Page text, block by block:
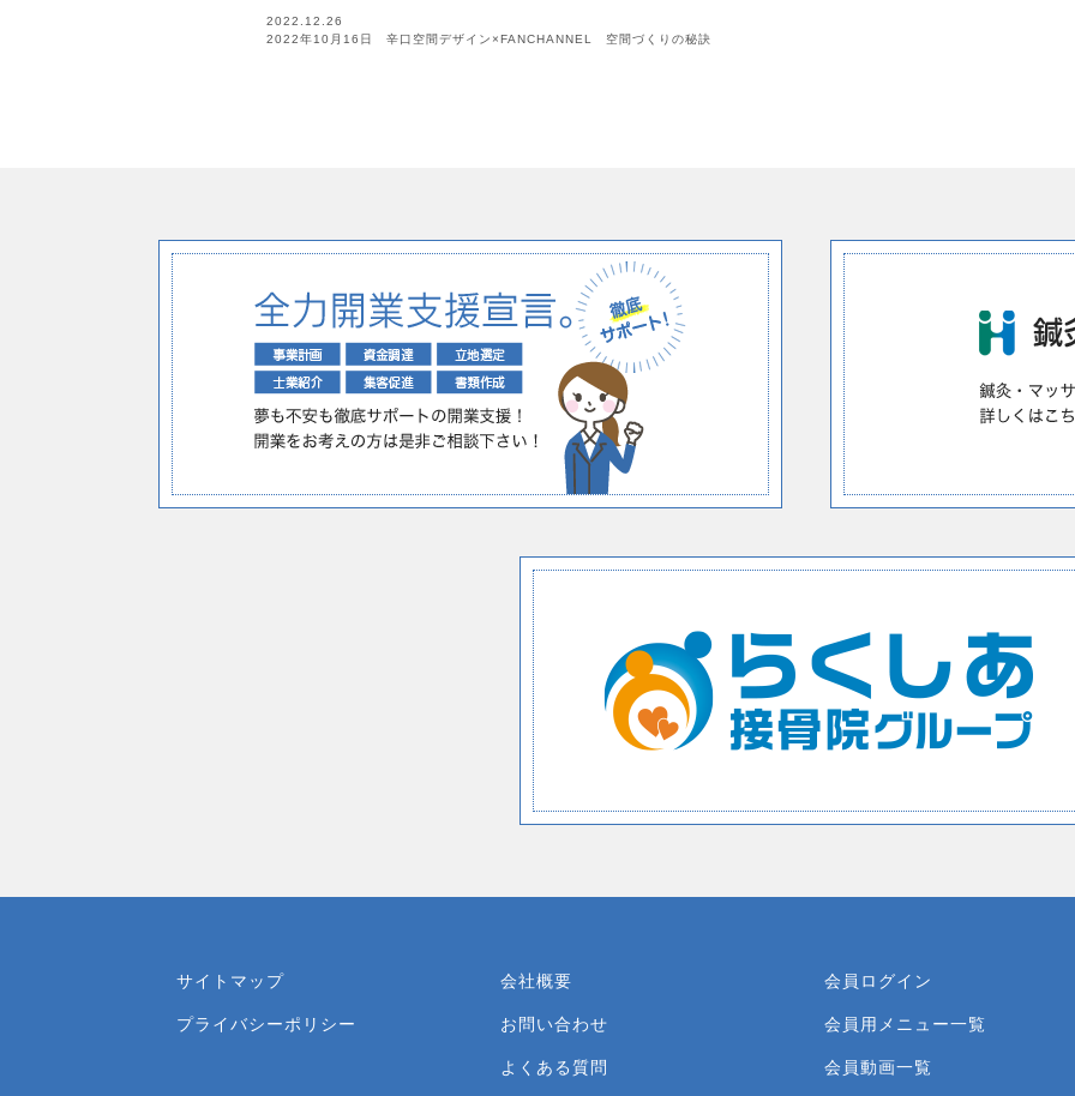
2022.12.26
2022年10月16日 辛口空間デザイン×FANCHANNEL 空間づくりの秘訣
サイトマップ
プライバシーポリシー
会社概要
お問い合わせ
よくある質問
会員ログイン
会員用メニュー一覧
会員動画一覧